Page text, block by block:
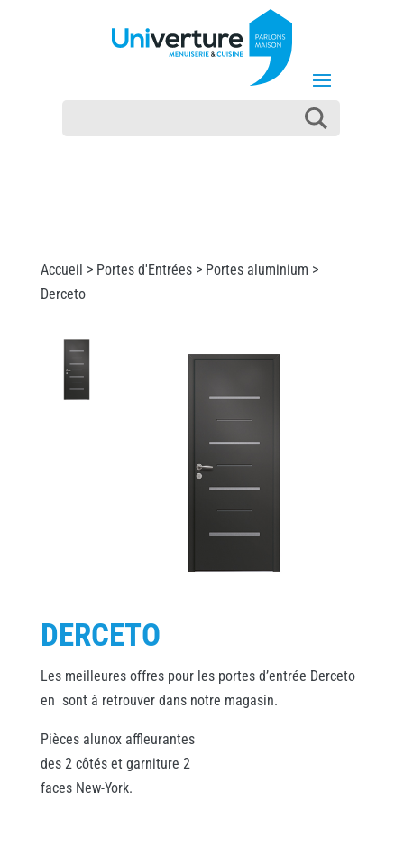
Accueil > Portes d'Entrées> Portes aluminium >
Derceto
DERCETO
Les meilleures offres pour les portes d’entrée Derceto
en sont à retrouver dans notre magasin.
Pièces alunox affleurantes
des 2 côtés et garniture 2
faces New-York.